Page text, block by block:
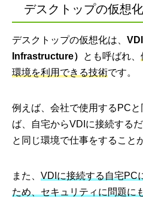
デスクトップの仮想化
デスクトップの仮想化は、
Infrastructure）
とも呼ばれ、
環境を利用できる技術です。
例えば、会社で使用するPC
ば、自宅からVDIに接続する
と同じ環境で仕事をすること
また、 VDIに接続する自宅PC
ため、セキュリティに問題に